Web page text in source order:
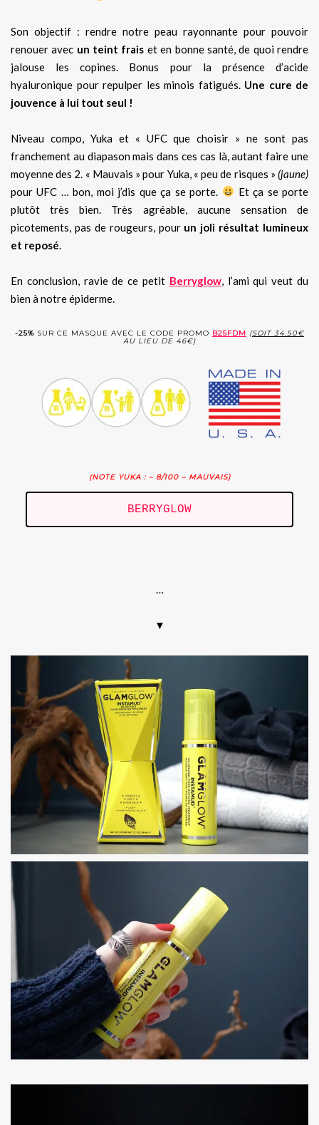
Son objectif : rendre notre peau rayonnante pour pouvoir
renouer avec un teint frais et en bonne santé, de quoi rendre
jalouse les copines. Bonus pour la présence d’acide
hyaluronique pour repulper les minois fatigués. Une cure de
jouvence à lui tout seul !
Niveau compo, Yuka et « UFC que choisir » ne sont pas
franchement au diapason mais dans ces cas là, autant faire une
moyenne des 2. « Mauvais » pour Yuka, « peu de risques » (jaune)
pour UFC … bon, moi j’dis que ça se porte.
Et ça se porte
plutôt très bien. Très agréable, aucune sensation de
picotements, pas de rougeurs, pourun joli résultat lumineux
et reposé.
En conclusion, ravie de ce petit Berryglow, l’ami qui veut du
bien à notre épiderme.
-25% SUR CE MASQUE AVEC LE CODE PROMO B25FDM (SOIT 34.50€
AU LIEU DE 46€)
(NOTE YUKA : – 8/100 – MAUVAIS)
BERRYGLOW
…
▼